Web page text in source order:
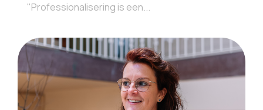
"Professionalisering is een...